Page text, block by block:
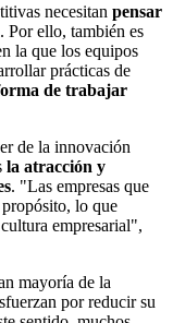
necesitan pensar
. Por ello, también es
la que los equipos
prácticas de
de trabajar
de la innovación
la atracción y
. "Las empresas que
lo que
empresarial",
mayoría de la
por reducir su